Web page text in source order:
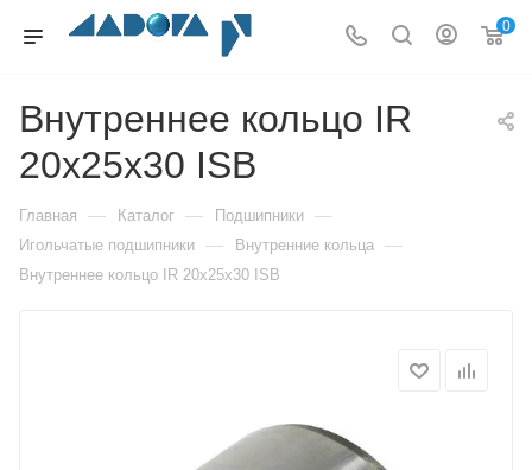
0
Внутреннее кольцо IR
20x25x30 ISB
Главная — Каталог — Подшипники —
Игольчатые подшипники — Внутренние кольца —
Внутреннее кольцо IR 20x25x30 ISB